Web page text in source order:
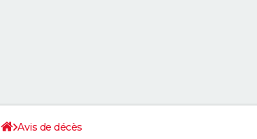
Avis de décès